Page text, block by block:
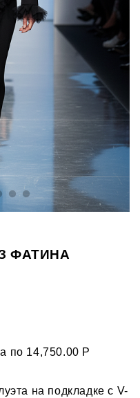
ФАТИНА
по 14,750.00 Р
на подкладке с V-